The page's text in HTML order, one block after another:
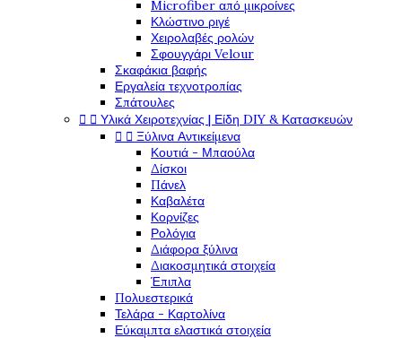
Microfiber από μικροίνες
Κλώστινο ριγέ
Χειρολαβές ρολών
Σφουγγάρι Velour
Σκαφάκια βαφής
Εργαλεία τεχνοτροπίας
Σπάτουλες
  Υλικά Χειροτεχνίας | Είδη DIY & Κατασκευών
  Ξύλινα Αντικείμενα
Κουτιά - Μπαούλα
Δίσκοι
Πάνελ
Καβαλέτα
Κορνίζες
Ρολόγια
Διάφορα ξύλινα
Διακοσμητικά στοιχεία
Έπιπλα
Πολυεστερικά
Τελάρα - Καρτολίνα
Εύκαμπτα ελαστικά στοιχεία